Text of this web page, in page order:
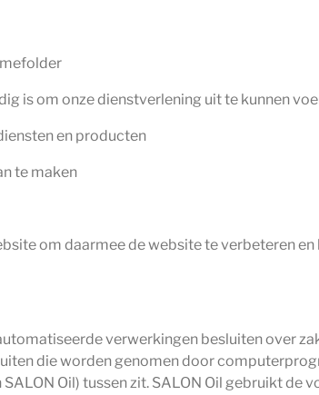
is om onze dienstverlening uit te kunnen
en producten
te maken
om daarmee de website te verbeteren
verwerkingen besluiten over
die worden genomen door
Oil) tussen zit. SALON Oil gebruikt